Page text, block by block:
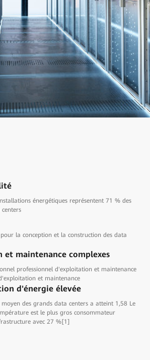
énergétiques représentent 71 % des
la conception et la construction des data
et maintenance complexes
professionnel d'exploitation et maintenance
et maintenance
d'énergie élevée
moyen des grands data centers a atteint 1,58 Le
est le plus gros consommateur
avec 27 %[1]